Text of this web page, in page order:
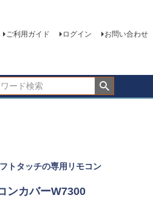
ご利用ガイド ログイン お問い合わせ
トタッチの専用リモコン
ンカバーW7300